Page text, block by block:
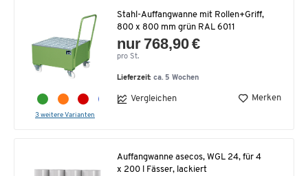
3 weitere Varianten
Stahl-Auffangwanne mit Rollen+Griff,
800 x 800 mm grün RAL 6011
nur 768,90 €
pro St.
Lieferzeit:ca. 5 Wochen
Vergleichen Merken
Auffangwanne asecos, WGL 24, für 4
x 200 l Fässer, lackiert